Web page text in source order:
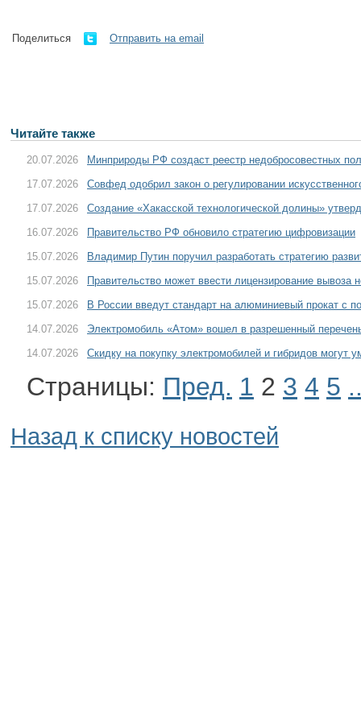
Поделиться Отправить на email
Читайте также
20.07.2026
Минприроды РФ создаст реестр недобросовестных
17.07.2026
Совфед одобрил закон о регулировании
17.07.2026
Создание «Хакасской технологической долины»
16.07.2026
Правительство РФ обновило стратегию цифровизации
15.07.2026
Владимир Путин поручил разработать стратегию
15.07.2026
Правительство может ввести лицензирование вывоза
15.07.2026
В России введут стандарт на алюминиевый прокат с
14.07.2026
Электромобиль «Атом» вошел в разрешенный
14.07.2026
Скидку на покупку электромобилей и гибридов могут
Страницы: Пред. 1 2 3 4 5
Назад к списку новостей